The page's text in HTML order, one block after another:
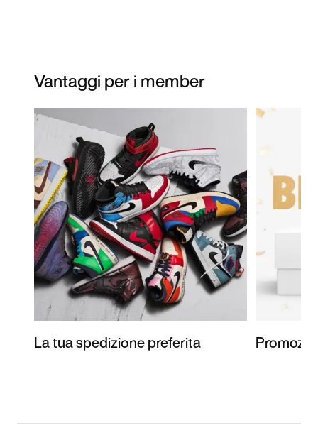
Vantaggi per i member
La tua spedizione preferita